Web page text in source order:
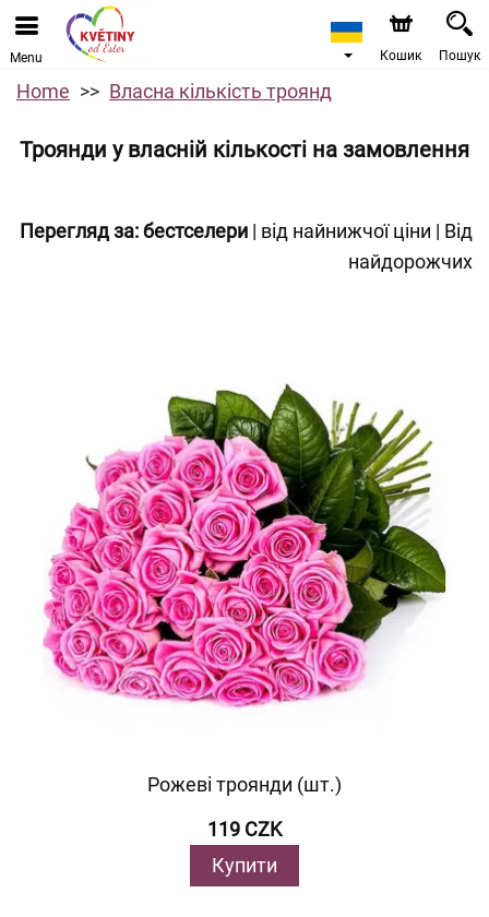
Menu Кошик Пошук
Home Власна кількість троянд
Троянди у власній кількості на замовлення
Перегляд за:бестселери | від найнижчої ціни | Від
найдорожчих
Рожеві троянди (шт.)
119 CZK
Купити